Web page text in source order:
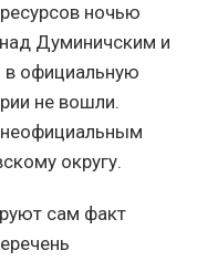
ночью
Думиничским и
в официальную
не вошли.
округу.
сам факт